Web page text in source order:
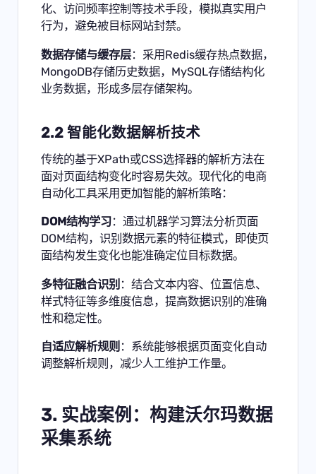
化、访问频率控制等技术手段，模拟真实用户
行为，避免被目标网站封禁。
数据存储与缓存层：采用Redis缓存热点数据，
MongoDB存储历史数据，MySQL存储结构化
业务数据，形成多层存储架构。
2.2 智能化数据解析技术
传统的基于XPath或CSS选择器的解析方法在
面对页面结构变化时容易失效。现代化的电商
自动化工具采用更加智能的解析策略：
DOM结构学习：通过机器学习算法分析页面
DOM结构，识别数据元素的特征模式，即使页
面结构发生变化也能准确定位目标数据。
多特征融合识别 ：结合文本内容、位置信息、
样式特征等多维度信息，提高数据识别的准确
性和稳定性。
自适应解析规则 ：系统能够根据页面变化自动
调整解析规则，减少人工维护工作量。
3. 实战案例：构建沃尔玛数据
采集系统